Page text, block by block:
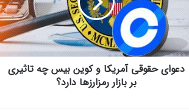
دعوای حقوقی آمریکا و کوین بیس چه تاثیری
بر بازار رمزارزها دارد؟